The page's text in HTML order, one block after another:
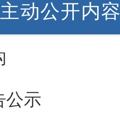
动公开内
公示